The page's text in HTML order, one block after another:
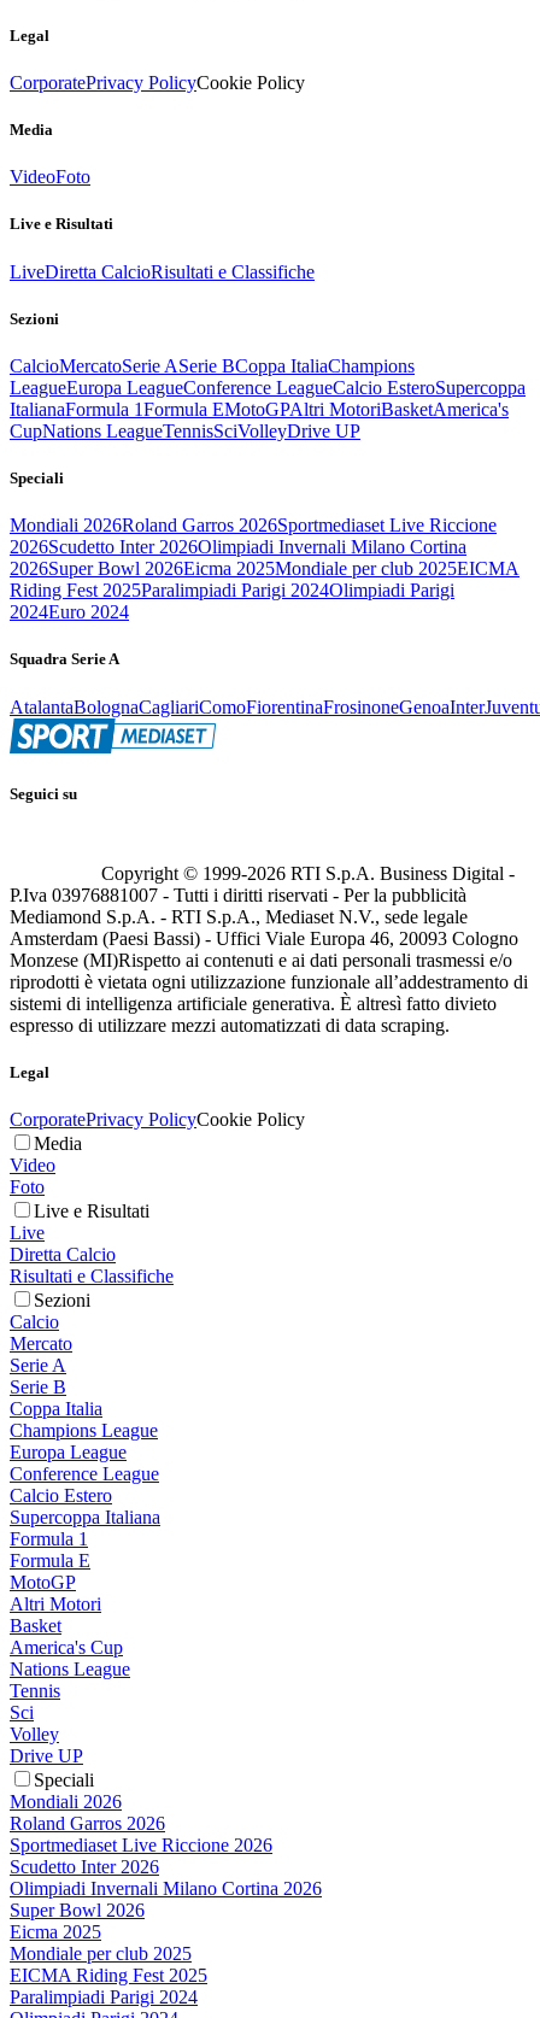
Legal
CorporatePrivacy PolicyCookie Policy
Media
VideoFoto
Live e Risultati
LiveDiretta CalcioRisultati e Classifiche
Sezioni
CalcioMercatoSerie ASerie BCoppa ItaliaChampions
LeagueEuropa LeagueConference LeagueCalcio EsteroSupercoppa
ItalianaFormula 1Formula EMotoGPAltri MotoriBasketAmerica's
CupNations LeagueTennisSciVolleyDrive UP
Speciali
Mondiali 2026Roland Garros 2026Sportmediaset Live Riccione
2026Scudetto Inter 2026Olimpiadi Invernali Milano Cortina
2026Super Bowl 2026Eicma 2025Mondiale per club 2025EICMA
Riding Fest 2025Paralimpiadi Parigi 2024Olimpiadi Parigi
2024Euro 2024
Squadra Serie A
AtalantaBolognaCagliariComoFiorentinaFrosinoneGenoaInter
Seguici su
Copyright © 1999-2026 RTI S.p.A. Business Digital -
P.Iva 03976881007 - Tutti i diritti riservati - Per la pubblicità
Mediamond S.p.A. - RTI S.p.A., Mediaset N.V., sede legale
Amsterdam (Paesi Bassi) - Uffici Viale Europa 46, 20093 Cologno
Monzese (MI)Rispetto ai contenuti e ai dati personali trasmessi e/o
riprodotti è vietata ogni utilizzazione funzionale all’addestramento di
sistemi di intelligenza artificiale generativa. È altresì fatto divieto
espresso di utilizzare mezzi automatizzati di data scraping.
Legal
CorporatePrivacy PolicyCookie Policy
Media
Video
Foto
Live e Risultati
Live
Diretta Calcio
Risultati e Classifiche
Sezioni
Calcio
Mercato
Serie A
Serie B
Coppa Italia
Champions League
Europa League
Conference League
Calcio Estero
Supercoppa Italiana
Formula 1
Formula E
MotoGP
Altri Motori
Basket
America's Cup
Nations League
Tennis
Sci
Volley
Drive UP
Speciali
Mondiali 2026
Roland Garros 2026
Sportmediaset Live Riccione 2026
Scudetto Inter 2026
Olimpiadi Invernali Milano Cortina 2026
Super Bowl 2026
Eicma 2025
Mondiale per club 2025
EICMA Riding Fest 2025
Paralimpiadi Parigi 2024